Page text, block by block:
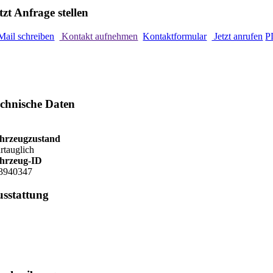
Anfrage stellen
schreiben Kontakt aufnehmen Kontaktformular Jetzt anrufen
Daten
ID